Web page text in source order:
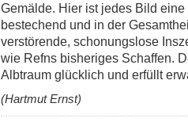
Gemälde. Hier ist jedes Bild
bestechend und in der
verstörende, schonungslose
wie Refns bisheriges Schaffen.
Albtraum glücklich und erfüllt
(Hartmut Ernst)